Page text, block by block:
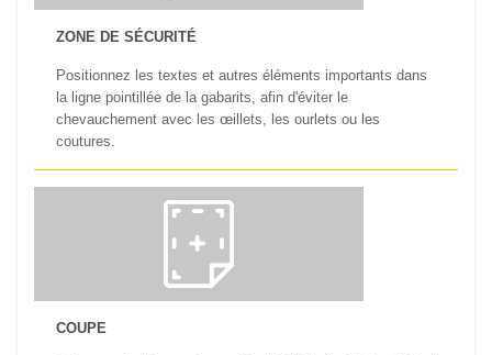
ZONE DE SÉCURITÉ
Positionnez les textes et autres éléments importants dans
la ligne pointillée de la gabarits, afin d'éviter le
chevauchement avec les œillets, les ourlets ou les
coutures.
COUPE